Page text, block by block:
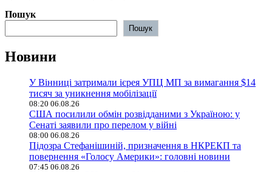
Пошук
Пошук
Новини
У Вінниці затримали ієрея УПЦ МП за вимагання $14
тисяч за уникнення мобілізації
08:20 06.08.26
США посилили обмін розвідданими з Україною: у
Сенаті заявили про перелом у війні
08:00 06.08.26
Підозра Стефанішиній, призначення в НКРЕКП та
повернення «Голосу Америки»: головні новини
07:45 06.08.26